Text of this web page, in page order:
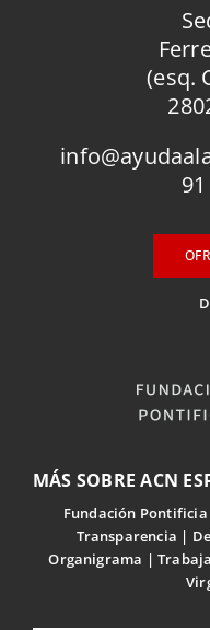
(esq.
MÁS SOBRE ACN
Fundación Pontificia
Transparencia
Organigrama